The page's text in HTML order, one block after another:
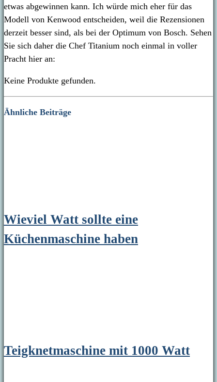
etwas abgewinnen kann. Ich würde mich eher für das
Modell von Kenwood entscheiden, weil die Rezensionen
derzeit besser sind, als bei der Optimum von Bosch. Sehen
Sie sich daher die Chef Titanium noch einmal in voller
Pracht hier an:
Keine Produkte gefunden.
Ähnliche Beiträge
Wieviel Watt sollte eine
Küchenmaschine haben
Teigknetmaschine mit 1000 Watt